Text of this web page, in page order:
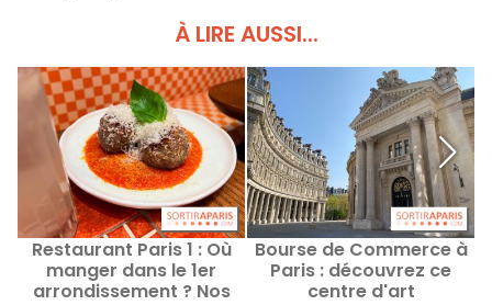
À LIRE AUSSI...
Restaurant Paris 1 : Où
manger dans le 1er
arrondissement ? Nos
Bourse de Commerce à
Paris : découvrez ce
centre d'art